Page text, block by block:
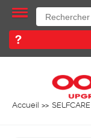
Accueil SELFCARE